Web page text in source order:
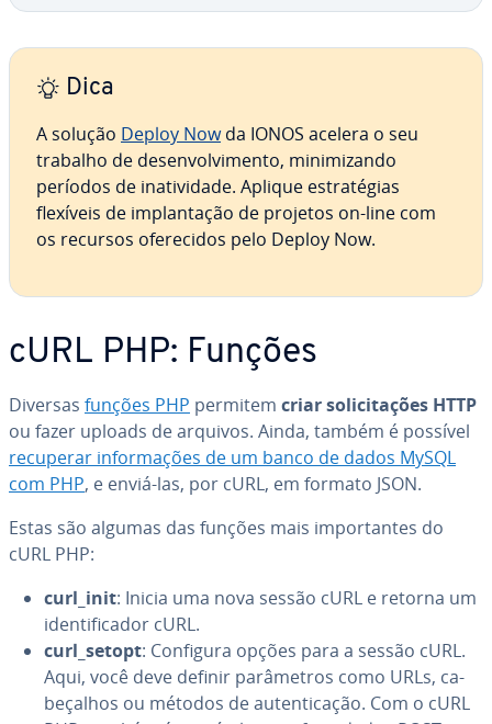
Dica
A solução Deploy Nowda IONOS acelera o seu
trabalho de de­sen­vol­vi­mento, mi­ni­mi­zando
períodos de ina­ti­vi­dade. Aplique es­tra­té­gias
flexíveis de im­plan­ta­ção de projetos on-line com
os recursos ofe­re­ci­dos pelo Deploy Now.
cURL PHP: Funções
Diversas funções PHP permitem criar so­li­ci­ta­ções HTTP
ou fazer uploads de arquivos. Ainda, também é possível
recuperar in­for­ma­ções de um banco de dados MySQL
com PHP, e enviá-las, por cURL, em formato JSON.
Estas são algumas das funções mais im­por­tan­tes do
cURL PHP:
curl_init: Inicia uma nova sessão cURL e retorna um
iden­ti­fi­ca­dor cURL.
curl_setopt: Configura opções para a sessão cURL.
Aqui, você deve definir pa­râ­me­tros como URLs, ca­
be­ça­lhos ou métodos de au­ten­ti­ca­ção. Com o cURL